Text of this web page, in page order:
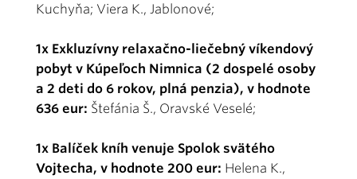
Kuchyňa; Viera K., Jablonové;
1x Exkluzívny relaxačno-liečebný víkendový
pobyt v Kúpeľoch Nimnica (2 dospelé osoby
a 2 deti do 6 rokov, plná penzia), v hodnote
636 eur: Štefánia Š., Oravské Veselé;
1x Balíček kníh venuje Spolok svätého
Vojtecha, v hodnote 200 eur: Helena K.,